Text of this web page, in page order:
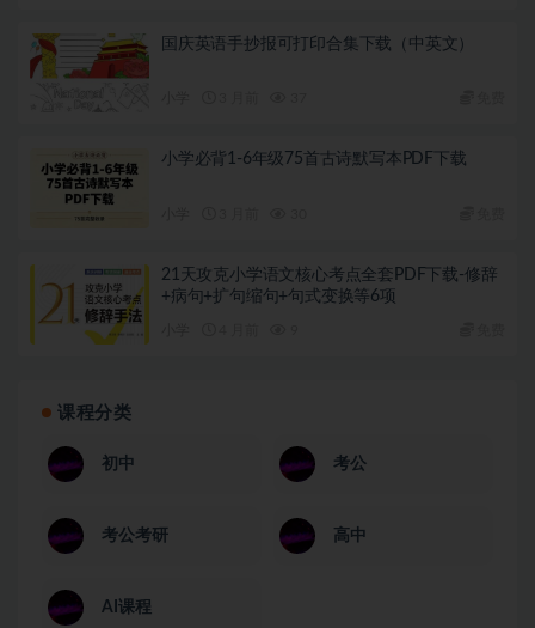
国庆英语手抄报可打印合集下载（中英文）
小学必背1-6年级75首古诗默写本PDF下载
21天攻克小学语文核心考点全套PDF下载-修辞
+病句+扩句缩句+句式变换等6项
课程分类
初中 考公
考公考研 高中
AI课程